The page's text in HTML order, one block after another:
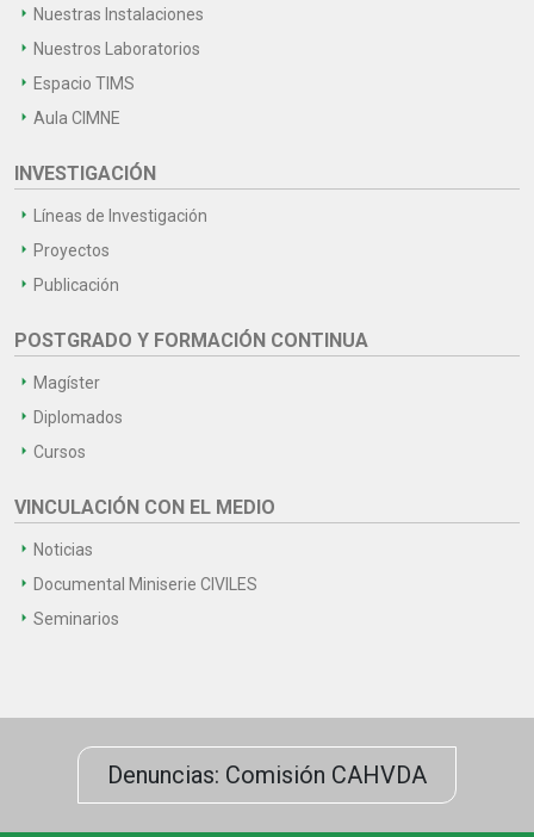
Nuestras Instalaciones
Nuestros Laboratorios
Espacio TIMS
Aula CIMNE
INVESTIGACIÓN
Líneas de Investigación
Proyectos
Publicación
POSTGRADO Y FORMACIÓN CONTINUA
Magíster
Diplomados
Cursos
VINCULACIÓN CON EL MEDIO
Noticias
Documental Miniserie CIVILES
Seminarios
Denuncias: Comisión CAHVDA